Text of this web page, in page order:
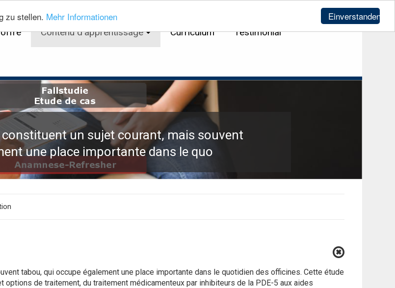
Einverstanden!
zu stellen. Mehr Informationen
DE | FR
offre Contenu d'apprentissage Curriculum Testimonial
un sujet courant, mais souvent
une place importante dans le quo
tabou, qui occupe également une place importante dans le quotidien des officines. Cette étude
de traitement, du traitement médicamenteux par inhibiteurs de la PDE-5 aux aides